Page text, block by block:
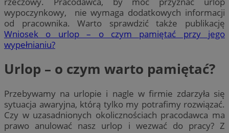
wypoczynkowy, nie wymaga dodatkowych informacji
od pracownika. Warto sprawdzić także publikację
Wniosek o urlop – o czym pamiętać przy jego
wypełnianiu?
Urlop – o czym warto pamiętać?
Przebywamy na urlopie i nagle w firmie zdarzyła się
sytuacja awaryjna, którą tylko my potrafimy rozwiązać.
Czy w uzasadnionych okolicznościach pracodawca ma
prawo anulować nasz urlop i wezwać do pracy? Z